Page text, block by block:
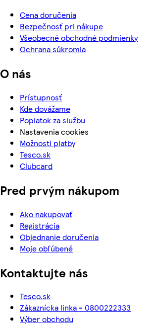
Cena doručenia
Bezpečnosť pri nákupe
Všeobecné obchodné podmienky
Ochrana súkromia
O nás
Prístupnosť
Kde dovážame
Poplatok za službu
Nastavenia cookies
Možnosti platby
Tesco.sk
Clubcard
Pred prvým nákupom
Ako nakupovať
Registrácia
Objednanie doručenia
Moje obľúbené
Kontaktujte nás
Tesco.sk
Zákaznícka linka - 0800222333
Výber obchodu